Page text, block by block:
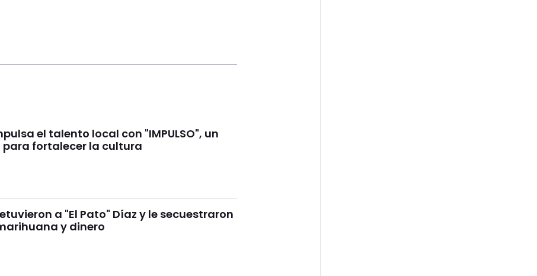
el talento local con "IMPULSO", un
fortalecer la cultura
a "El Pato" Díaz y le secuestraron
y dinero